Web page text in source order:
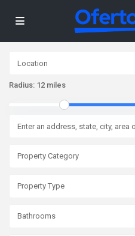
Radius: 12 miles
Property Category
Property Type
Bathrooms